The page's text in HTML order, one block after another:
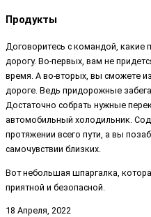
Продукты
Договоритесь с командой, какие
дорогу. Во-первых, вам не
время. А во-вторых, вы сможете
дороге. Ведь придорожные
Достаточно собрать нужные
автомобильный холодильник.
протяжении всего пути, а вы
самочувствии близких.
Вот небольшая шпаргалка,
приятной и безопасной.
18 Апреля, 2022